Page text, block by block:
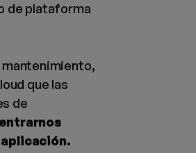
de plataforma
mantenimiento,
que las
de